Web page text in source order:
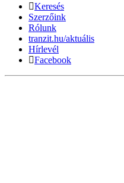
Keresés
Szerzőink
Rólunk
tranzit.hu/aktuális
Hírlevél
Facebook